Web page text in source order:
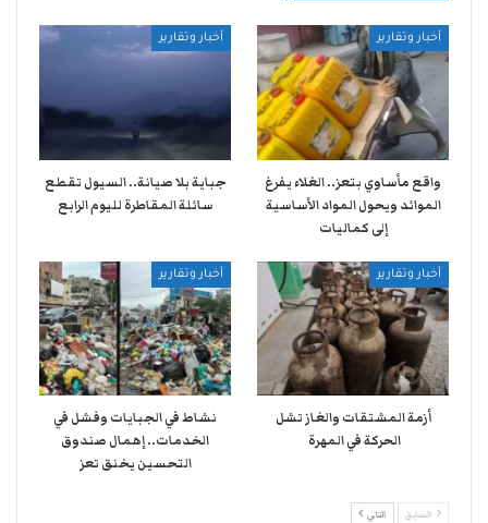
أخبار وتقارير
واقع مأساوي بتعز.. الغلاء يفرغ
الموائد ويحول المواد الأساسية
إلى كماليات
أخبار وتقارير
جباية بلا صيانة.. السيول تقطع
سائلة المقاطرة لليوم الرابع
أخبار وتقارير
أزمة المشتقات والغاز تشل
الحركة في المهرة ​
أخبار وتقارير
نشاط في الجبايات وفشل في
الخدمات.. إهمال صندوق
التحسين يخنق تعز
السابق التالي